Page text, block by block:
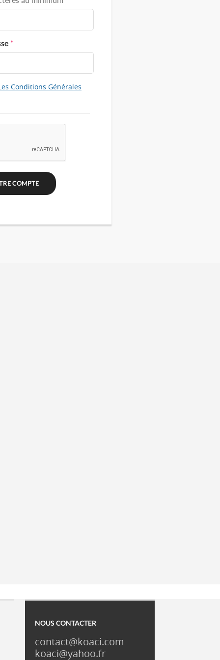
*
Conditions Générales
NOUS CONTACTER
contact@koaci.com
koaci@yahoo.fr